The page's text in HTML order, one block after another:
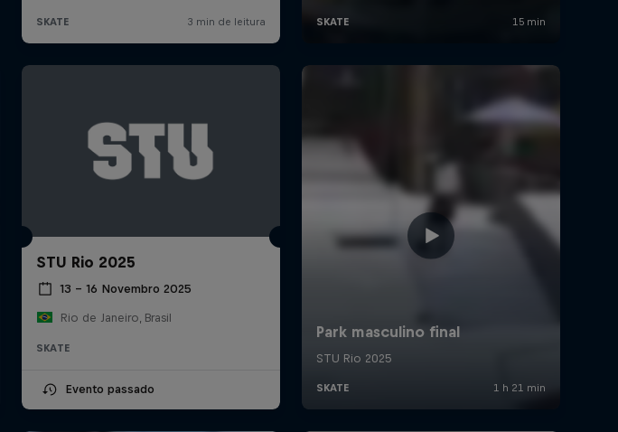
STU Rio 2025
13 – 16 Novembro 2025
Rio de Janeiro, Brasil
SKATE
Evento passado